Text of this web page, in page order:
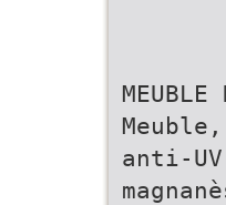
anti-